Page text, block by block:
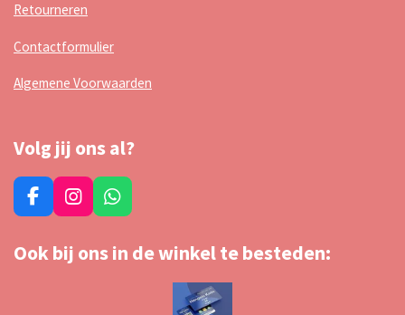
Retourneren
Contactformulier
Algemene Voorwaarden
Volg jij ons al?
F
a
e
I
n
t
W
h
t
Ook bij ons in de winkel te besteden: